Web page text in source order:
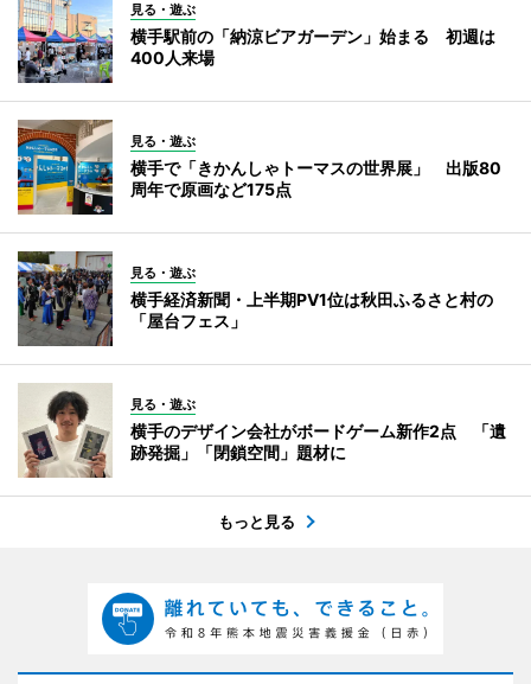
見る・遊ぶ
横手駅前の「納涼ビアガーデン」始まる 初週は
400人来場
見る・遊ぶ
横手で「きかんしゃトーマスの世界展」 出版80
周年で原画など175点
見る・遊ぶ
横手経済新聞・上半期PV1位は秋田ふるさと村の
「屋台フェス」
見る・遊ぶ
横手のデザイン会社がボードゲーム新作2点 「遺
跡発掘」「閉鎖空間」題材に
もっと見る